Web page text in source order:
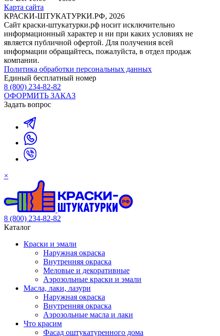
Карта сайта
КРАСКИ-ШТУКАТУРКИ.РФ, 2026
Cайт краски-штукатурки.рф носит исключительно
информационный характер и ни при каких условиях не
является публичной офертой. Для получения всей
информации обращайтесь, пожалуйста, в отдел продаж
компании.
Политика обработки персональных данных
Единый бесплатный номер
8 (800) 234-82-82
ОФОРМИТЬ ЗАКАЗ
Задать вопрос
×
8 (800) 234-82-82
Каталог
Краски и эмали
Наружная окраска
Внутренняя окраска
Меловые и декоративные
Аэрозольные краски и эмали
Масла, лаки, лазури
Наружная окраска
Внутренняя окраска
Аэрозольные масла и лаки
Что красим
Фасад оштукатуренного дома